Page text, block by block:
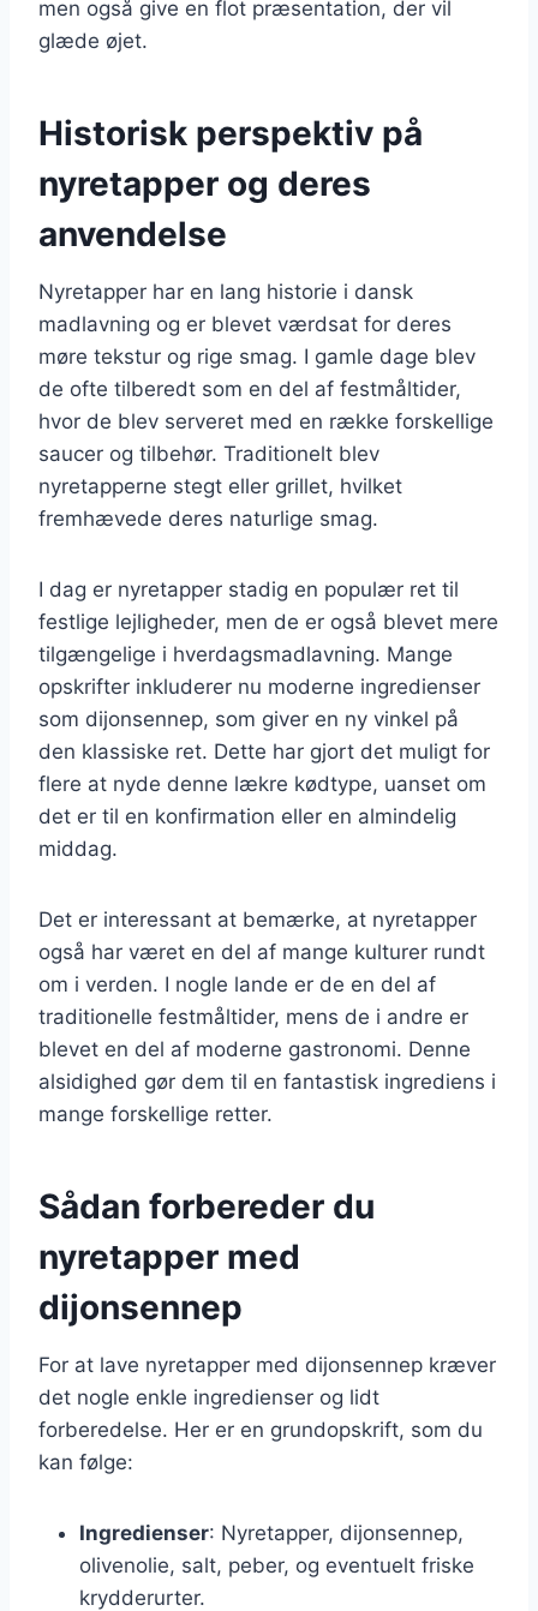
men også give en flot præsentation, der vil
glæde øjet.
Historisk perspektiv på
nyretapper og deres
anvendelse
Nyretapper har en lang historie i dansk
madlavning og er blevet værdsat for deres
møre tekstur og rige smag. I gamle dage blev
de ofte tilberedt som en del af festmåltider,
hvor de blev serveret med en række forskellige
saucer og tilbehør. Traditionelt blev
nyretapperne stegt eller grillet, hvilket
fremhævede deres naturlige smag.
I dag er nyretapper stadig en populær ret til
festlige lejligheder, men de er også blevet mere
tilgængelige i hverdagsmadlavning. Mange
opskrifter inkluderer nu moderne ingredienser
som dijonsennep, som giver en ny vinkel på
den klassiske ret. Dette har gjort det muligt for
flere at nyde denne lækre kødtype, uanset om
det er til en konfirmation eller en almindelig
middag.
Det er interessant at bemærke, at nyretapper
også har været en del af mange kulturer rundt
om i verden. I nogle lande er de en del af
traditionelle festmåltider, mens de i andre er
blevet en del af moderne gastronomi. Denne
alsidighed gør dem til en fantastisk ingrediens i
mange forskellige retter.
Sådan forbereder du
nyretapper med
dijonsennep
For at lave nyretapper med dijonsennep kræver
det nogle enkle ingredienser og lidt
forberedelse. Her er en grundopskrift, som du
kan følge:
Ingredienser: Nyretapper, dijonsennep,
olivenolie, salt, peber, og eventuelt friske
krydderurter.